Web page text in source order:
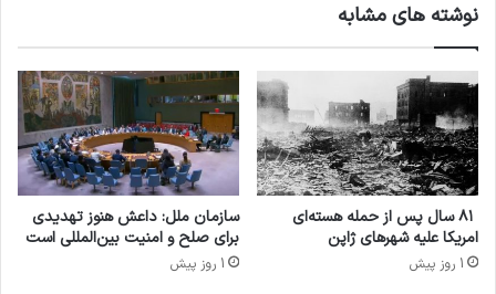
ارتش اسرائیل از اهالی اردوگاه «بریج»، واقع در مرکز نوار
غزه، خواسته که «برای حفظ جان خود هرچه زودتر منطقه
را ترک کنند» و به سمت جنوب، به شهر «دير البلح» بروند
که در فاصلۀ هفت کیلومتری قرار دارد.
اما به گفتۀ توماس وایت، مدیر آژانس امدادرسانی به
نوشته های مشابه
۸۱ سال پس از حمله هسته‌ای
امریکا علیه شهرهای ژاپن
1 روز پیش
سازمان ملل: داعش هنوز تهدیدی
برای صلح و امنیت بین‌المللی است
1 روز پیش